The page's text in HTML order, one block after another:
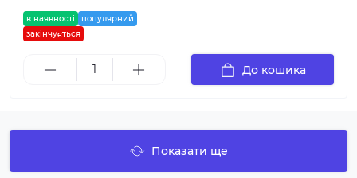
в наявності
популярний
закінчується
До кошика
Показати ще